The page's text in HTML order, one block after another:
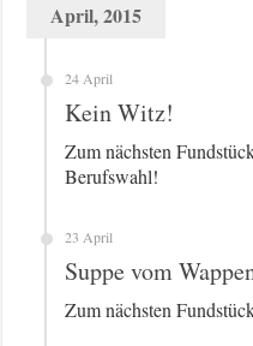
April, 2015
24 April
Kein Witz!
Zum nächsten
Berufswahl!
23 April
Suppe vom
Zum nächsten